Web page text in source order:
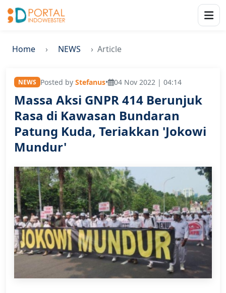
Home NEWS Article
NEWS Posted by Stefanus• 04 Nov 2022 | 04:14
Massa Aksi GNPR 414 Berunjuk
Rasa di Kawasan Bundaran
Patung Kuda, Teriakkan 'Jokowi
Mundur'